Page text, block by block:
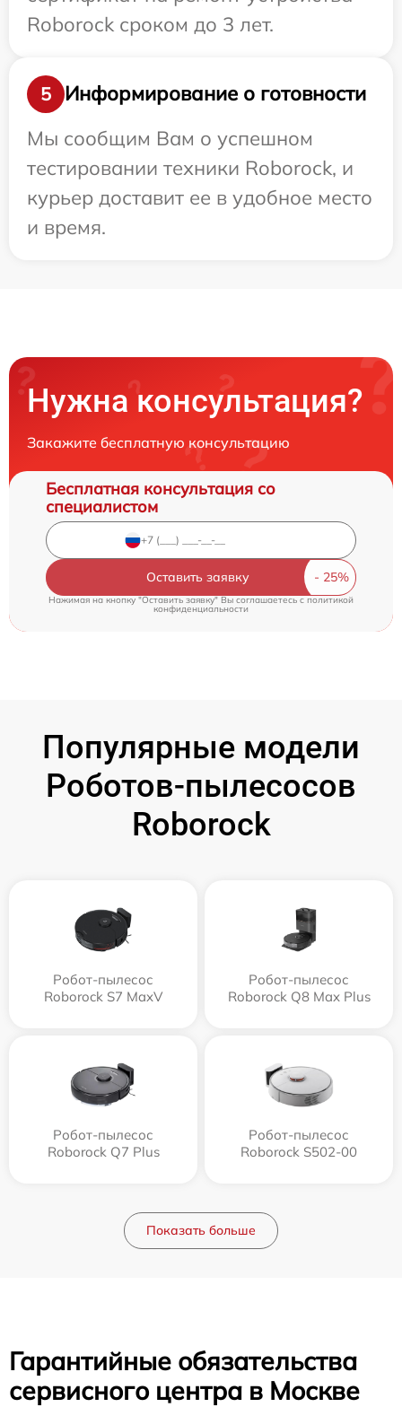
Roborock сроком до 3 лет.
5
Информирование о готовности
Мы сообщим Вам о успешном
тестировании техники Roborock, и
курьер доставит ее в удобное место
и время.
Нужна консультация?
Закажите бесплатную консультацию
Бесплатная консультация со
специалистом
Оставить заявку
Нажимая на кнопку "Оставить заявку" Вы соглашаетесь cполитикой
конфиденциальности
Популярные модели
Роботов-пылесосов
Roborock
Робот-пылесос
Roborock S7 MaxV
Робот-пылесос
Roborock Q8 Max Plus
Робот-пылесос
Roborock Q7 Plus
Робот-пылесос
Roborock S502-00
Показать больше
Гарантийные обязательства
сервисного центра в Москве